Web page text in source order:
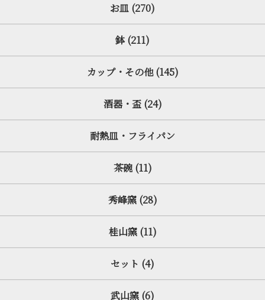
お皿 (270)
鉢 (211)
カップ・その他 (145)
酒器・盃 (24)
耐熱皿・フライパン
茶碗 (11)
秀峰窯 (28)
桂山窯 (11)
セット (4)
武山窯 (6)